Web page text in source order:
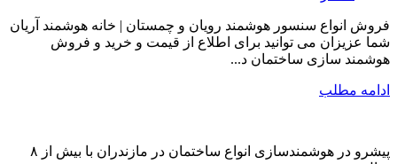
فروش انواع سنسور هوشمند رویان و چمستان | خانه هوشمند آریان
شما عزیزان می توانید برای اطلاع از قیمت و خرید و فروش
هوشمند سازی ساختمان د...
ادامه مطلب
پیشرو در هوشمندسازی انواع ساختمان در مازندران با بیش از ۸